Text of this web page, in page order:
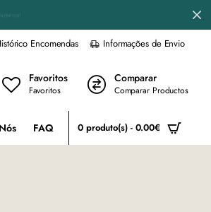
Fornecemos serviços profissionais de carpintaria e mercenaria! Peça-nos um
Encomendas Informações de Envio
Favoritos
Favoritos
Comparar
Comparar Productos
FAQ 0 produto(s) - 0.00€